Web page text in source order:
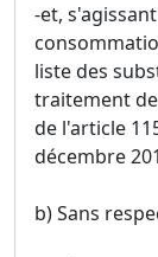
-et,
liste des
traitement
de l'article
décembre
b) Sans